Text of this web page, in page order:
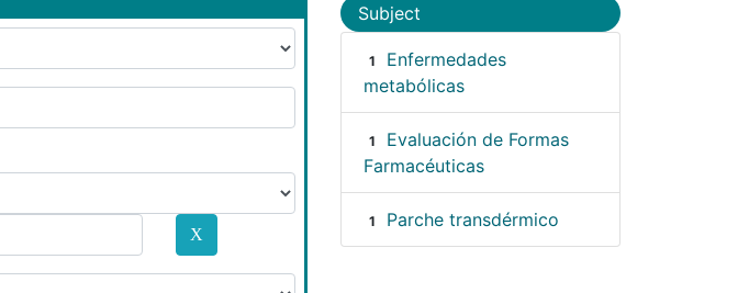
Subject
1
Enfermedades
metabólicas
1
Evaluación de Formas
Farmacéuticas
1 Parche transdérmico